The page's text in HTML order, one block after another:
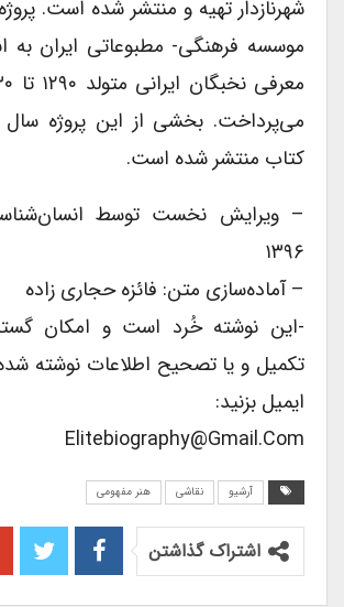
شهرنازدار تهیه و منتشر شده است. پروژه
موسسه فرهنگی- مطبوعاتی ایران به
کتاب منتشر شده است.
– ویرایش نخست توسط
۱۳۹۶
– آماده‌سازی متن: فائزه حجاری زاده
-این نوشته خُرد است و امکان
تکمیل و یا تصحیح اطلاعات نوشته
ایمیل بزنید:
Elitebiography@gmail.com
آرشیو نقاشی هنر مفهومی
اشتراک گذاشتن